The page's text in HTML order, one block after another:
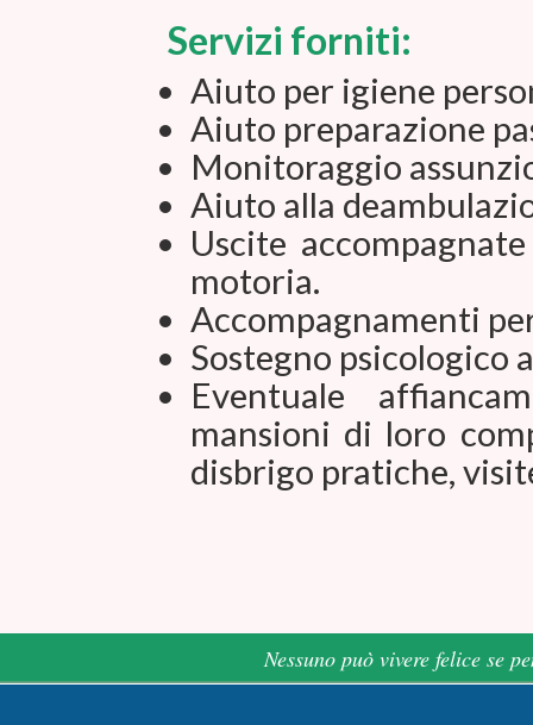
Servizi forniti:
Aiuto per igiene
Aiuto preparazione
Monitoraggio
Aiuto alla
Uscite
motoria.
Accompagnamenti
Sostegno psicologico
Eventuale
mansioni di loro
disbrigo pratiche,
Nessuno può vivere felice se